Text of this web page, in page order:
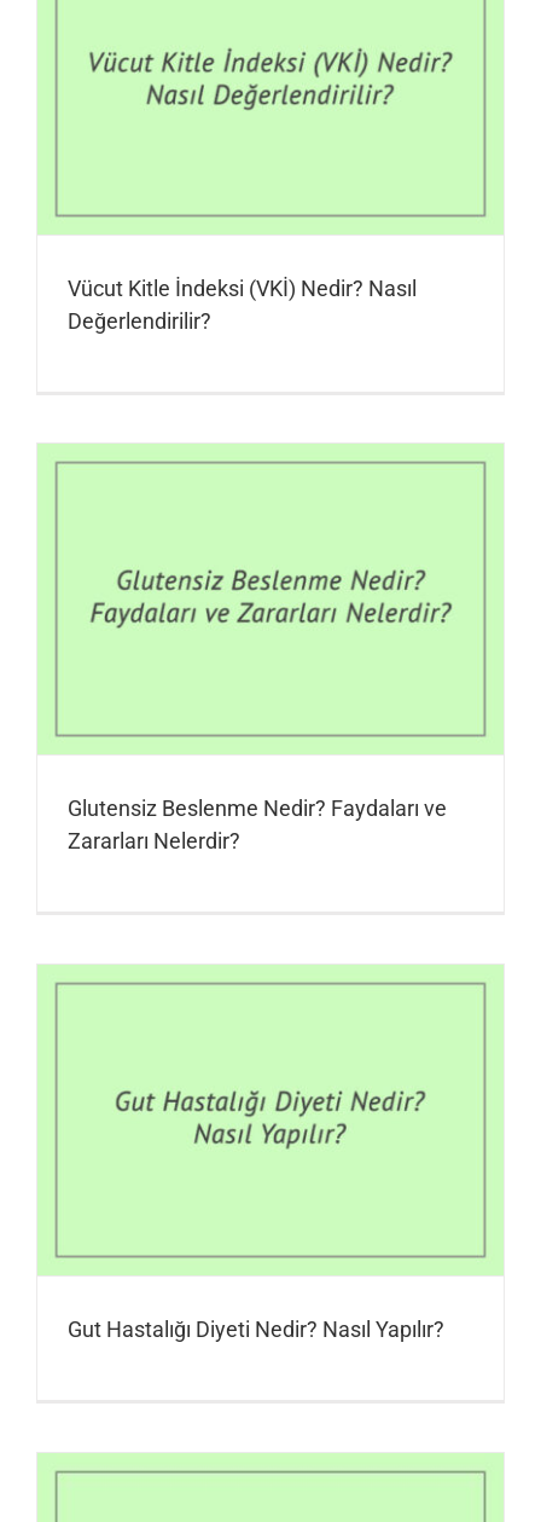
Vücut Kitle İndeksi (VKİ) Nedir? Nasıl
Değerlendirilir?
Glutensiz Beslenme Nedir? Faydaları ve
Zararları Nelerdir?
Gut Hastalığı Diyeti Nedir? Nasıl Yapılır?